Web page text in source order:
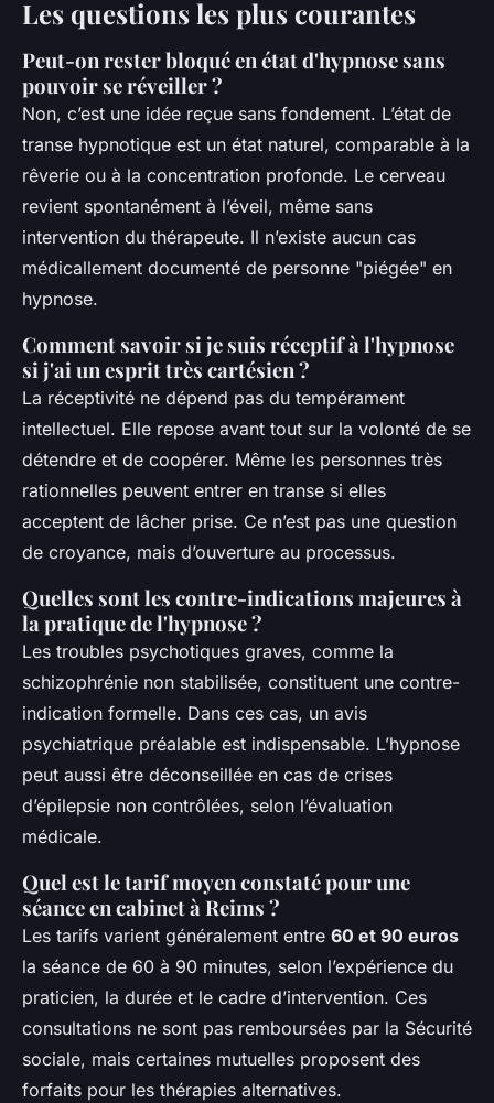
Les questions les plus courantes
Peut-on rester bloqué en état d'hypnose sans
pouvoir se réveiller ?
Non, c’est une idée reçue sans fondement. L’état de
transe hypnotique est un état naturel, comparable à la
rêverie ou à la concentration profonde. Le cerveau
revient spontanément à l’éveil, même sans
intervention du thérapeute. Il n’existe aucun cas
médicallement documenté de personne "piégée" en
hypnose.
Comment savoir si je suis réceptif à l'hypnose
si j'ai un esprit très cartésien ?
La réceptivité ne dépend pas du tempérament
intellectuel. Elle repose avant tout sur la volonté de se
détendre et de coopérer. Même les personnes très
rationnelles peuvent entrer en transe si elles
acceptent de lâcher prise. Ce n’est pas une question
de croyance, mais d’ouverture au processus.
Quelles sont les contre-indications majeures à
la pratique de l'hypnose ?
Les troubles psychotiques graves, comme la
schizophrénie non stabilisée, constituent une contre-
indication formelle. Dans ces cas, un avis
psychiatrique préalable est indispensable. L’hypnose
peut aussi être déconseillée en cas de crises
d’épilepsie non contrôlées, selon l’évaluation
médicale.
Quel est le tarif moyen constaté pour une
séance en cabinet à Reims ?
Les tarifs varient généralement entre 60 et 90 euros
la séance de 60 à 90 minutes, selon l’expérience du
praticien, la durée et le cadre d’intervention. Ces
consultations ne sont pas remboursées par la Sécurité
sociale, mais certaines mutuelles proposent des
forfaits pour les thérapies alternatives.